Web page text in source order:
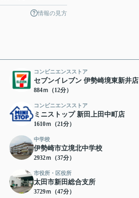
情報の見方
コンビニエンスストア
セブンイレブン 伊勢崎境東新井店
884ｍ（12分）
コンビニエンスストア
ミニストップ 新田上田中町店
1610ｍ（21分）
中学校
伊勢崎市立境北中学校
2932ｍ（37分）
市役所・区役所
太田市新田総合支所
3729ｍ（47分）